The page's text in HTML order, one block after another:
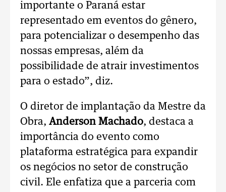
importante o Paraná estar
representado em eventos do gênero,
para potencializar o desempenho das
nossas empresas, além da
possibilidade de atrair investimentos
para o estado”, diz.
O diretor de implantação da Mestre da
Obra, Anderson Machado, destaca a
importância do evento como
plataforma estratégica para expandir
os negócios no setor de construção
civil. Ele enfatiza que a parceria com